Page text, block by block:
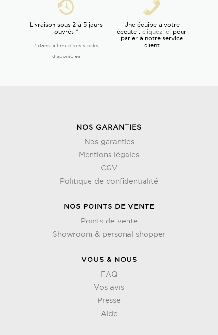
Livraison sous 2 à 5 jours
ouvrés *
* dans la limite des stocks
disponibles
Une équipe à votre
écoute :cliquez ici pour
parler à notre service
client
NOS GARANTIES
Nos garanties
Mentions légales
CGV
Politique de confidentialité
NOS POINTS DE VENTE
Points de vente
Showroom & personal shopper
VOUS & NOUS
FAQ
Vos avis
Presse
Aide